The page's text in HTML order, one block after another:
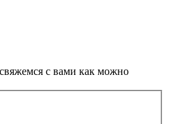
с вами как можно